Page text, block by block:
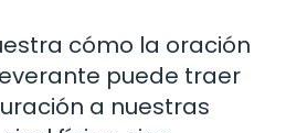
cómo la oración
puede traer
a nuestras